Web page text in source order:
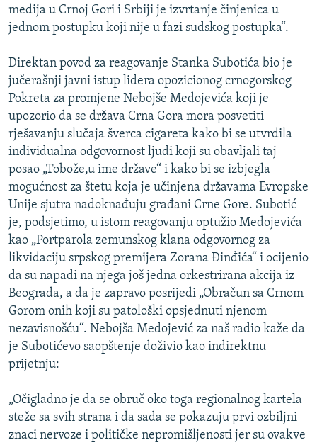
medija u Crnoj Gori i Srbiji je izvrtanje činjenica u
jednom postupku koji nije u fazi sudskog postupka“.
Direktan povod za reagovanje Stanka Subotića bio je
jučerašnji javni istup lidera opozicionog crnogorskog
Pokreta za promjene Nebojše Medojevića koji je
upozorio da se država Crna Gora mora posvetiti
rješavanju slučaja šverca cigareta kako bi se utvrdila
individualna odgovornost ljudi koji su obavljali taj
posao „Tobože,u ime države“ i kako bi se izbjegla
mogućnost za štetu koja je učinjena državama Evropske
Unije sjutra nadoknađuju građani Crne Gore. Subotić
je, podsjetimo, u istom reagovanju optužio Medojevića
kao „Portparola zemunskog klana odgovornog za
likvidaciju srpskog premijera Zorana Đinđića“ i ocijenio
da su napadi na njega još jedna orkestrirana akcija iz
Beograda, a da je zapravo posrijedi „Obračun sa Crnom
Gorom onih koji su patološki opsjednuti njenom
nezavisnošću“. Nebojša Medojević za naš radio kaže da
je Subotićevo saopštenje doživio kao indirektnu
prijetnju:
„Očigladno je da se obruč oko toga regionalnog kartela
steže sa svih strana i da sada se pokazuju prvi ozbiljni
znaci nervoze i političke nepromišljenosti jer su ovakve